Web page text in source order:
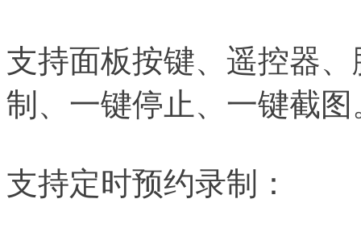
支持面板按键、遥控器
制、一键停止、一键截图
支持定时预约录制：